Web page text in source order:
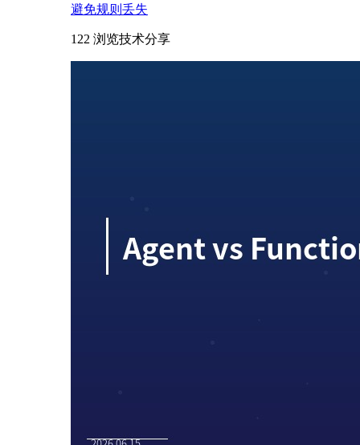
避免规则丢失
122 浏览技术分享